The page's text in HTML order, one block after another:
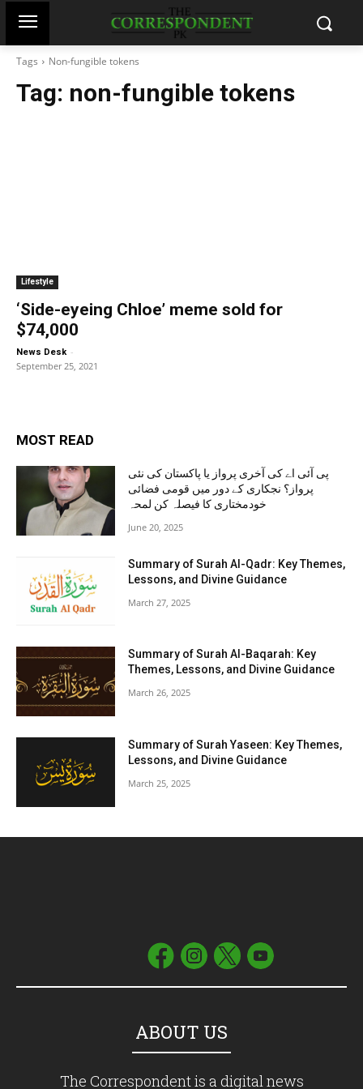
Tags Non-fungible tokens
Tag: non-fungible tokens
Lifestyle
‘Side-eyeing Chloe’ meme sold for
$74,000
News Desk -
September 25, 2021
MOST READ
پی آئی اے کی آخری پرواز یا پاکستان کی نئی
پرواز؟ نجکاری کے دور میں قومی فضائی
خودمختاری کا فیصلہ کن لمحہ
June 20, 2025
Summary of Surah Al-Qadr: Key Themes,
Lessons, and Divine Guidance
March 27, 2025
Summary of Surah Al-Baqarah: Key
Themes, Lessons, and Divine Guidance
March 26, 2025
Summary of Surah Yaseen: Key Themes,
Lessons, and Divine Guidance
March 25, 2025
ABOUT US
The Correspondent is a digital news